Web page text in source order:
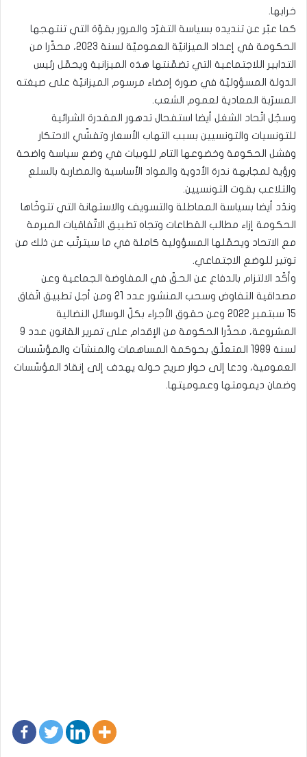
خرابها.
كما عبّر عن تنديده بسياسة التفرّد والمرور بقوّة التي تنتهجها
الحكومة في إعداد الميزانيّة العموميّة لسنة 2023، محذّرا من
التدابير اللاجتماعية التي تضمّنتها هذه الميزانية ويحمّل رئيس
الدولة المسؤوليّة في صورة إمضاء مرسوم الميزانيّة على صيغته
المسرّبة المعادية لعموم الشعب.
وسجّل اتّحاد الشغل أيضا استفحال تدهور المقدرة الشرائية
للتونسيات والتونسيين بسبب التهاب الأسعار وتفشّي الاحتكار
وفشل الحكومة وخضوعها التام للوبيات في وضع سياسة واضحة
ورؤية لمجابهة ندرة الأدوية والمواد الأساسية والمضاربة بالسلع
والتلاعب بقوت التونسيين.
وندّد أيضا بسياسة المماطلة والتسويف والاستهانة التي تتوخّاها
الحكومة إزاء مطالب القطاعات وتجاه تطبيق الاتّفاقيات المبرمة
مع الاتحاد ويحمّلها المسؤولية كاملة في ما سيترتّب عن ذلك من
توتير للوضع الاجتماعي.
وأكّد الالتزام بالدفاع عن الحقّ في المفاوضة الجماعية وعن
مصداقية التفاوض وسحب المنشور عدد 21 ومن أجل تطبيق اتّفاق
15 سبتمبر 2022 وعن حقوق الأجراء بكلّ الوسائل النضالية
المشروعة، محذّرا الحكومة من الإقدام على تمرير القانون عدد 9
لسنة 1989 المتعلّق بحوكمة المساهمات والمنشآت والمؤسّسات
العمومية، ودعا إلى حوار صريح حوله يهدف إلى إنقاذ المؤسّسات
وضمان ديمومتها وعموميتها.